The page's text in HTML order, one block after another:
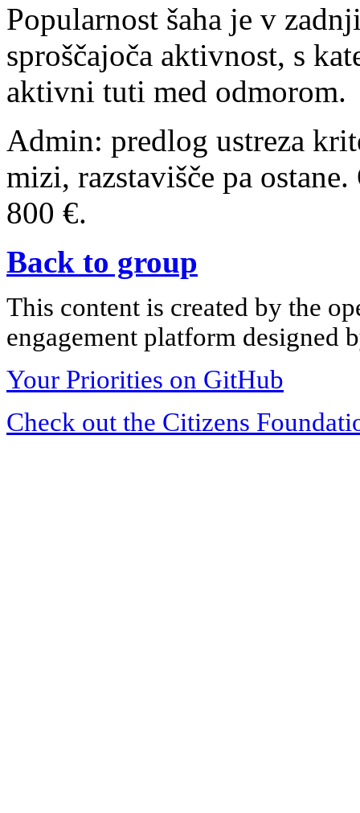
Popularnost šaha je v
sproščajoča aktivnost, s
aktivni tuti med odmorom.
Admin: predlog ustreza
mizi, razstavišče pa
800 €.
Back to group
This content is created by the
engagement platform designed
Your Priorities on GitHub
Check out the Citizens